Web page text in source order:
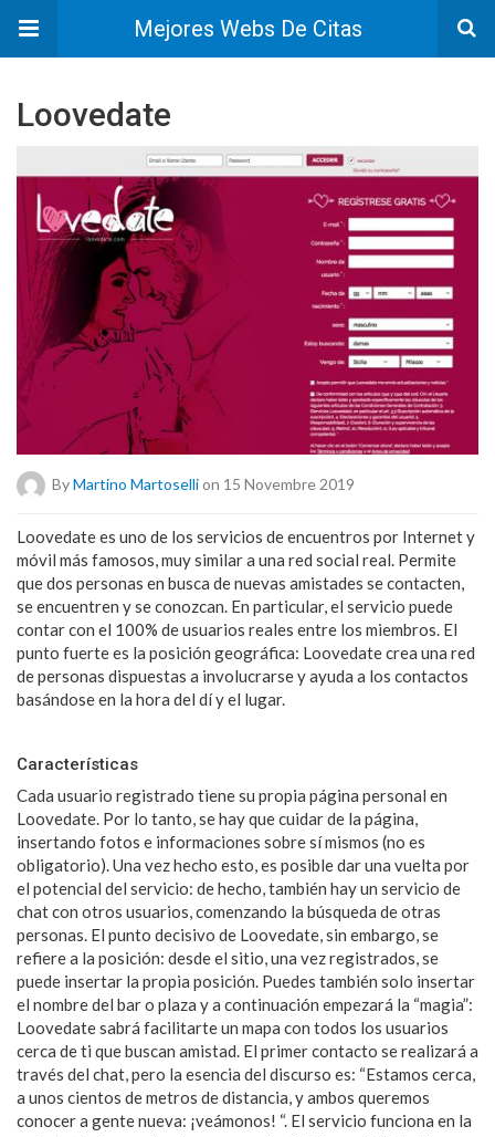
Mejores Webs De Citas
Loovedate
ByMartino Martosellion 15 Novembre 2019
Loovedate es uno de los servicios de encuentros por Internet y
móvil más famosos, muy similar a una red social real. Permite
que dos personas en busca de nuevas amistades se contacten,
se encuentren y se conozcan. En particular, el servicio puede
contar con el 100% de usuarios reales entre los miembros. El
punto fuerte es la posición geográfica: Loovedate crea una red
de personas dispuestas a involucrarse y ayuda a los contactos
basándose en la hora del dí y el lugar.
Características
Cada usuario registrado tiene su propia página personal en
Loovedate. Por lo tanto, se hay que cuidar de la página,
insertando fotos e informaciones sobre sí mismos (no es
obligatorio). Una vez hecho esto, es posible dar una vuelta por
el potencial del servicio: de hecho, también hay un servicio de
chat con otros usuarios, comenzando la búsqueda de otras
personas. El punto decisivo de Loovedate, sin embargo, se
refiere a la posición: desde el sitio, una vez registrados, se
puede insertar la propia posición. Puedes también solo insertar
el nombre del bar o plaza y a continuación empezará la “magia”:
Loovedate sabrá facilitarte un mapa con todos los usuarios
cerca de ti que buscan amistad. El primer contacto se realizará a
través del chat, pero la esencia del discurso es: “Estamos cerca,
a unos cientos de metros de distancia, y ambos queremos
conocer a gente nueva: ¡veámonos! “. El servicio funciona en la